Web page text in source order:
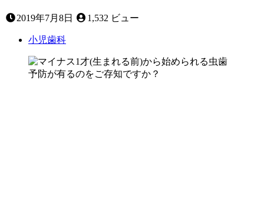
20252019年7月8日 1,532 ビュー
小児歯科